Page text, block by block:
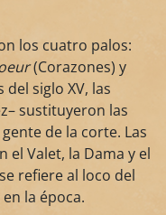
los cuatro palos:
(Corazones) y
siglo XV, las
sustituyeron las
de la corte. Las
el Valet, la Dama y el
refiere al loco del
la época.